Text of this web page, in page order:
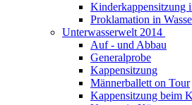
Kinderkappensitzung
Proklamation in
Unterwasserwelt 2014
Auf - und Abbau
Generalprobe
Kappensitzung
Männerballett on Tour
Kappensitzung beim